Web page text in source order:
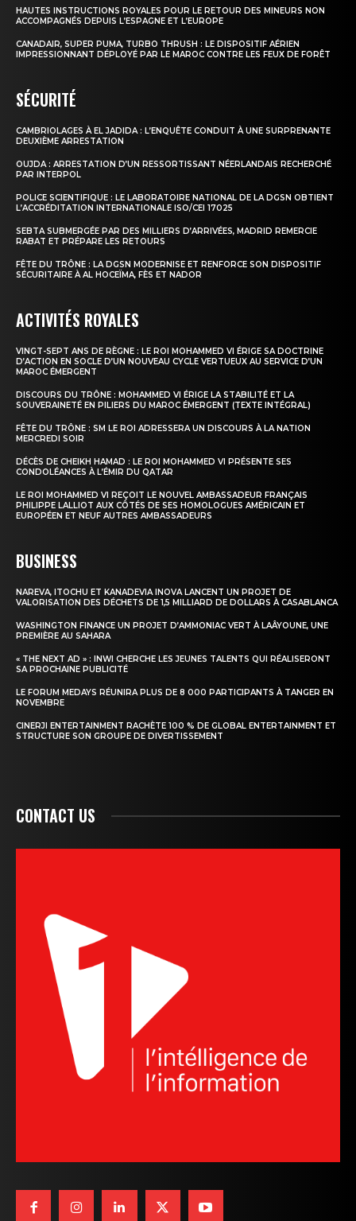
HAUTES INSTRUCTIONS ROYALES POUR LE RETOUR DES MINEURS NON
ACCOMPAGNÉS DEPUIS L’ESPAGNE ET L’EUROPE
CANADAIR, SUPER PUMA, TURBO THRUSH : LE DISPOSITIF AÉRIEN
IMPRESSIONNANT DÉPLOYÉ PAR LE MAROC CONTRE LES FEUX DE FORÊT
SÉCURITÉ
CAMBRIOLAGES À EL JADIDA : L’ENQUÊTE CONDUIT À UNE SURPRENANTE
DEUXIÈME ARRESTATION
OUJDA : ARRESTATION D’UN RESSORTISSANT NÉERLANDAIS RECHERCHÉ
PAR INTERPOL
POLICE SCIENTIFIQUE : LE LABORATOIRE NATIONAL DE LA DGSN OBTIENT
L’ACCRÉDITATION INTERNATIONALE ISO/CEI 17025
SEBTA SUBMERGÉE PAR DES MILLIERS D’ARRIVÉES, MADRID REMERCIE
RABAT ET PRÉPARE LES RETOURS
FÊTE DU TRÔNE : LA DGSN MODERNISE ET RENFORCE SON DISPOSITIF
SÉCURITAIRE À AL HOCEÏMA, FÈS ET NADOR
ACTIVITÉS ROYALES
VINGT-SEPT ANS DE RÈGNE : LE ROI MOHAMMED VI ÉRIGE SA DOCTRINE
D’ACTION EN SOCLE D’UN NOUVEAU CYCLE VERTUEUX AU SERVICE D’UN
MAROC ÉMERGENT
DISCOURS DU TRÔNE : MOHAMMED VI ÉRIGE LA STABILITÉ ET LA
SOUVERAINETÉ EN PILIERS DU MAROC ÉMERGENT (TEXTE INTÉGRAL)
FÊTE DU TRÔNE : SM LE ROI ADRESSERA UN DISCOURS À LA NATION
MERCREDI SOIR
DÉCÈS DE CHEIKH HAMAD : LE ROI MOHAMMED VI PRÉSENTE SES
CONDOLÉANCES À L’ÉMIR DU QATAR
LE ROI MOHAMMED VI REÇOIT LE NOUVEL AMBASSADEUR FRANÇAIS
PHILIPPE LALLIOT AUX CÔTÉS DE SES HOMOLOGUES AMÉRICAIN ET
EUROPÉEN ET NEUF AUTRES AMBASSADEURS
BUSINESS
NAREVA, ITOCHU ET KANADEVIA INOVA LANCENT UN PROJET DE
VALORISATION DES DÉCHETS DE 1,5 MILLIARD DE DOLLARS À CASABLANCA
WASHINGTON FINANCE UN PROJET D’AMMONIAC VERT À LAÂYOUNE, UNE
PREMIÈRE AU SAHARA
« THE NEXT AD » : INWI CHERCHE LES JEUNES TALENTS QUI RÉALISERONT
SA PROCHAINE PUBLICITÉ
LE FORUM MEDAYS RÉUNIRA PLUS DE 8 000 PARTICIPANTS À TANGER EN
NOVEMBRE
CINERJI ENTERTAINMENT RACHÈTE 100 % DE GLOBAL ENTERTAINMENT ET
STRUCTURE SON GROUPE DE DIVERTISSEMENT
CONTACT US